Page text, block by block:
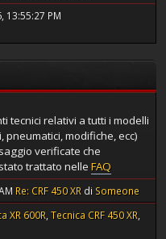
13:55:27 PM
tecnici relativi a tutti i modelli
modifiche, ecc)
verificate che
trattato nelle FAQ
Re: CRF 450 XR di Someone
XR 600R Tecnica CRF 450 XR